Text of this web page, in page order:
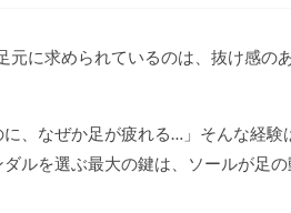
元に求められているのは、抜け感の
に、なぜか足が疲れる…」そんな経験
ルを選ぶ最大の鍵は、ソールが足